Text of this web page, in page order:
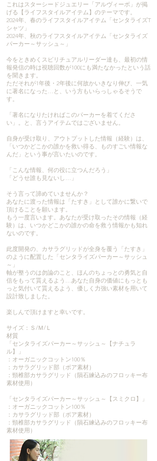
これはスターシードジュエリー「アルヴィーボ」が掲
げる【ライフスタイルアイテム】のテーマです。
2024年、春のライフスタイルアイテム「センタライズT
シャツ」
2024年、秋のライフスタイルアイテム「センタライズ
パーカー～サッシュ～」
今をときめくスピリチュアルリーダー達も、最初の情
報発信の時は視聴回数が100にも満たなかったという話
を聞きます。
ただそれが1年後・2年後に何故かいきなり伸び、一気
に著名になった…と、いう方もいらっしゃるそうで
す。
「著名になりたければこのパーカーを着てくださ
い」。と、言うアイテムではございません。
自身が受け取り、アウトプットした情報（経験）は、
「いつかどこかの誰かを救い得る、ものすごい情報な
んだ」という事が言いたいのです。
「こんな情報、何の役に立つんだろう」
「どうせ誰も見ないし…」
そう言って諦めていませんか？
あなたに渡った情報は「たすき」として誰かに繋いで
頂けることを願います。
もう一度言います。あなたが受け取ったその情報（経
験）は、いつかどこかの誰かの命を救う情報かも知れ
ないのです。
此度開発の、カサラグリッドが全身を覆う「たすき」
のように配置した「センタライズパーカー～サッシュ
～」
軸が整うのは勿論のこと、ほんのちょっとの勇気と自
信をもって貰えるよう…あなた自身の価値にもっとも
っと気付いて貰えるよう、優しく力強い素材を用いて
設計致しました。
楽しんで頂けますと幸いです。
サイズ：Ｓ/Ｍ/Ｌ
材質
「センタライズパーカー～サッシュ～【ナチュラ
ル】」
：オーガニックコットン100％
：カサラグリッド部（ボア素材）
：頸椎部カサラグリッド（隕石練込みのフロッキー布
素材使用）
「センタライズパーカー～サッシュ～【スミクロ】」
：オーガニックコットン100％
：カサラグリッド部（ボア素材）
：頸椎部カサラグリッド（隕石練込みのフロッキー布
素材使用 ）